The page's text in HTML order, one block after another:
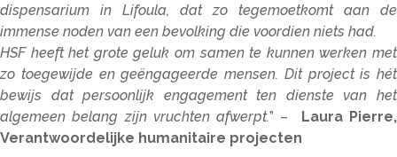
dispensarium in Lifoula, dat zo tegemoetkomt aan de
immense noden van een bevolking die voordien niets had.
HSF heeft het grote geluk om samen te kunnen werken met
zo toegewijde en geëngageerde mensen. Dit project is hét
bewijs dat persoonlijk engagement ten dienste van het
algemeen belang zijn vruchten afwerpt.” – Laura Pierre,
Verantwoordelijke humanitaire projecten